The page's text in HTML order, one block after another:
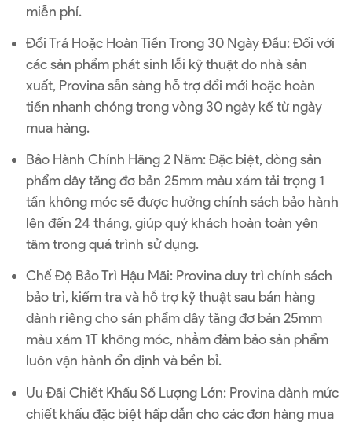
miễn phí.
Đổi Trả Hoặc Hoàn Tiền Trong 30 Ngày Đầu: Đối với
các sản phẩm phát sinh lỗi kỹ thuật do nhà sản
xuất, Provina sẵn sàng hỗ trợ đổi mới hoặc hoàn
tiền nhanh chóng trong vòng 30 ngày kể từ ngày
mua hàng.
Bảo Hành Chính Hãng 2 Năm: Đặc biệt, dòng sản
phẩm dây tăng đơ bản 25mm màu xám tải trọng 1
tấn không móc sẽ được hưởng chính sách bảo hành
lên đến 24 tháng, giúp quý khách hoàn toàn yên
tâm trong quá trình sử dụng.
Chế Độ Bảo Trì Hậu Mãi: Provina duy trì chính sách
bảo trì, kiểm tra và hỗ trợ kỹ thuật sau bán hàng
dành riêng cho sản phẩm dây tăng đơ bản 25mm
màu xám 1T không móc, nhằm đảm bảo sản phẩm
luôn vận hành ổn định và bền bỉ.
Ưu Đãi Chiết Khấu Số Lượng Lớn: Provina dành mức
chiết khấu đặc biệt hấp dẫn cho các đơn hàng mua